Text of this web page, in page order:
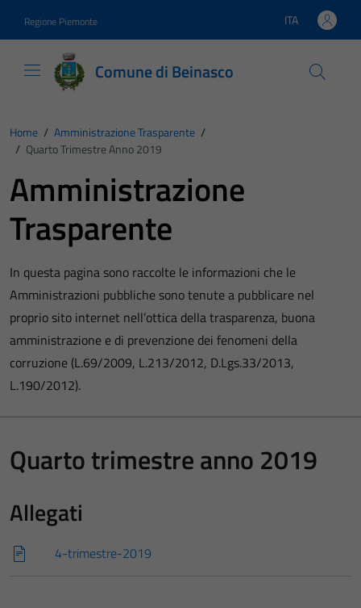
Regione Piemonte Lingua attiva:
ITA
Comune di Beinasco
Home / Amministrazione Trasparente /
/ Quarto Trimestre Anno 2019
Amministrazione
Trasparente
In questa pagina sono raccolte le informazioni che le
Amministrazioni pubbliche sono tenute a pubblicare nel
proprio sito internet nell’ottica della trasparenza, buona
amministrazione e di prevenzione dei fenomeni della
corruzione (L.69/2009, L.213/2012, D.Lgs.33/2013,
L.190/2012).
Quarto trimestre anno 2019
Allegati
4-trimestre-2019